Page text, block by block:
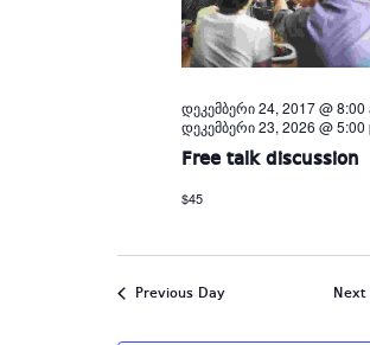
დეკემბერი 24, 2017 @ 8:00
დეკემბერი 23, 2026 @ 5:00
Free talk discussion
$45
Previous Day Next